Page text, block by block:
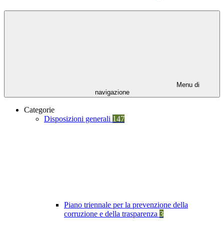
Menu di
navigazione
Categorie
Disposizioni generali 147
Piano triennale per la prevenzione della
corruzione e della trasparenza 3